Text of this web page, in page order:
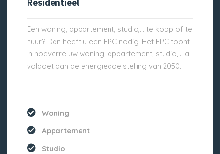
Residentieel
Een woning, appartement, studio,… te koop of te
huur? Dan heeft u een EPC nodig. Het EPC toont
in hoeverre uw woning, appartement, studio,… al
voldoet aan de energiedoelstelling van 2050.
Woning
Appartement
Studio